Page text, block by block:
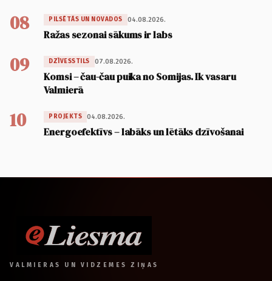
08 PILSĒTĀS UN NOVADOS 04.08.2026.
Ražas sezonai sākums ir labs
09 DZĪVESSTILS 07.08.2026.
Komsi – čau-čau puika no Somijas. Ik vasaru
Valmierā
10 PROJEKTS 04.08.2026.
Energoefektīvs – labāks un lētāks dzīvošanai
VALMIERAS UN VIDZEMES ZIŅAS